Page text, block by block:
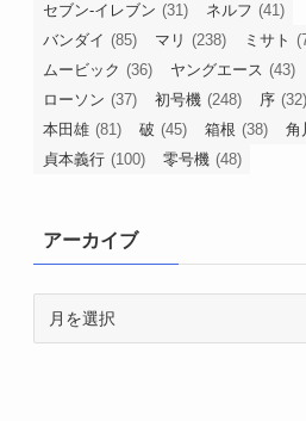
セブン-イレブン (31) ネルフ (41)
バンダイ (85) マリ (238) ミサト
ムービック (36) ヤングエース (43)
ローソン (37) 初号機 (248) 序 (32)
本田雄 (81) 破 (45) 箱根 (38) 角
貞本義行 (100) 零号機 (48)
アーカイブ